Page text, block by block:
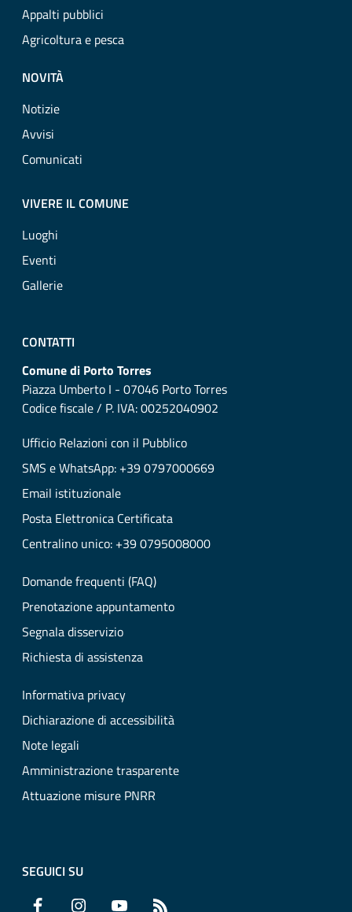
Appalti pubblici
Agricoltura e pesca
NOVITÀ
Notizie
Avvisi
Comunicati
VIVERE IL COMUNE
Luoghi
Eventi
Gallerie
CONTATTI
Comune di Porto Torres
Piazza Umberto I - 07046 Porto Torres
Codice fiscale / P. IVA: 00252040902
Ufficio Relazioni con il Pubblico
SMS e WhatsApp: +39 0797000669
Email istituzionale
Posta Elettronica Certificata
Centralino unico: +39 0795008000
Domande frequenti (FAQ)
Prenotazione appuntamento
Segnala disservizio
Richiesta di assistenza
Informativa privacy
Dichiarazione di accessibilità
Note legali
Amministrazione trasparente
Attuazione misure PNRR
SEGUICI SU
Facebook Instagram YouTube